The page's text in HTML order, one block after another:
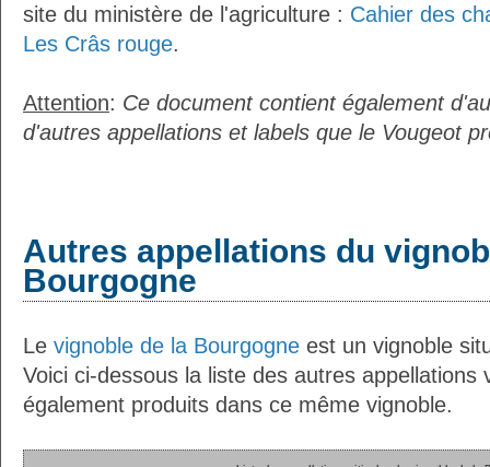
site du ministère de l'agriculture : Cahier des
Les Crâs rouge.
Attention: Ce document contient également
d'autres appellations et labels que le Vougeot
Autres appellations du
Bourgogne
Le vignoble de la Bourgogne est un vignoble
Voici ci-dessous la liste des autres appellations
également produits dans ce même vignoble.